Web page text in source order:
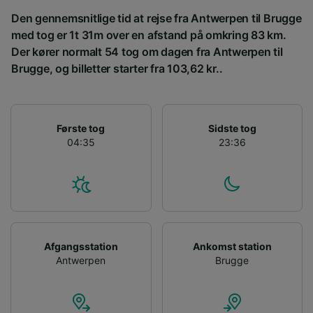
Den gennemsnitlige tid at rejse fra Antwerpen til Brugge
med tog er 1t 31m over en afstand på omkring 83 km.
Der kører normalt 54 tog om dagen fra Antwerpen til
Brugge, og billetter starter fra 103,62 kr..
Første tog
04:35
Sidste tog
23:36
Afgangsstation
Antwerpen
Ankomst station
Brugge
annoncerings- og indholdsmåling,
målgruppeundersøgelser og udvikling af
tjenester.
Liste over partnere (leverandører)